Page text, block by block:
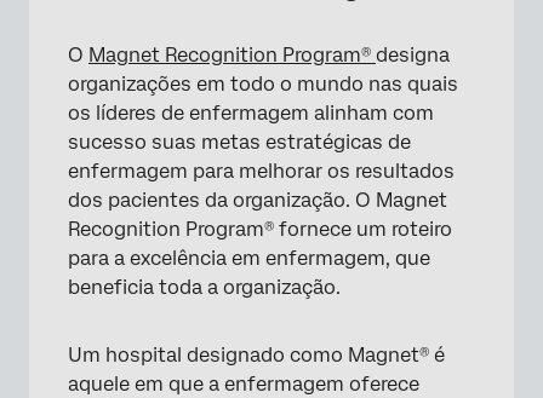
O Magnet Recognition Program® designa
organizações em todo o mundo nas quais
os líderes de enfermagem alinham com
sucesso suas metas estratégicas de
enfermagem para melhorar os resultados
dos pacientes da organização. O Magnet
Recognition Program® fornece um roteiro
para a excelência em enfermagem, que
beneficia toda a organização.
Um hospital designado como Magnet® é
aquele em que a enfermagem oferece